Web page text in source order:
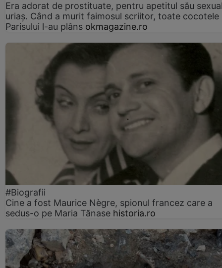
Era adorat de prostituate, pentru apetitul său
uriaș. Când a murit faimosul scriitor, toate cocotele
Parisului l-au plâns okmagazine.ro
#Biografii
Cine a fost Maurice Nègre, spionul francez care a
sedus-o pe Maria Tănase historia.ro